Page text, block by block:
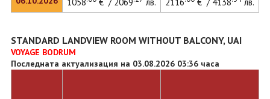
1058
€ / 2069 лв. 2116 € / 4138 лв.
STANDARD LANDVIEW ROOM WITHOUT BALCONY, UAI
VOYAGE BODRUM
Последната актуализация на 03.08.2026 03:36 часа